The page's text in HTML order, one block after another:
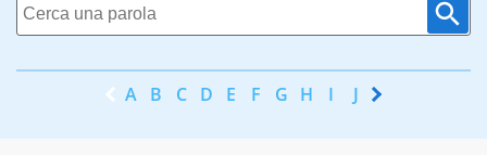
A B C D E F G H I J K